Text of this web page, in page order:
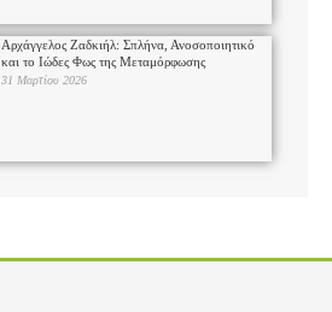
Αρχάγγελος Ζαδκιήλ: Σπλήνα, Ανοσοποιητικό
και το Ιώδες Φως της Μεταμόρφωσης
31 Μαρτίου 2026